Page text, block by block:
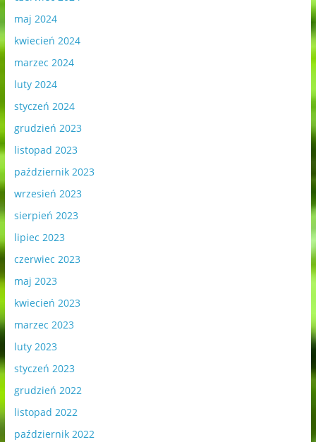
maj 2024
kwiecień 2024
marzec 2024
luty 2024
styczeń 2024
grudzień 2023
listopad 2023
październik 2023
wrzesień 2023
sierpień 2023
lipiec 2023
czerwiec 2023
maj 2023
kwiecień 2023
marzec 2023
luty 2023
styczeń 2023
grudzień 2022
listopad 2022
październik 2022